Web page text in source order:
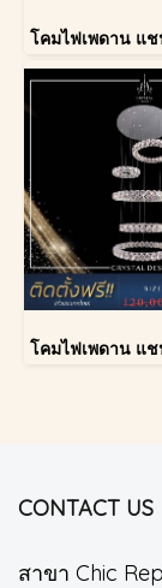
CONTACT US
สาขา Chic